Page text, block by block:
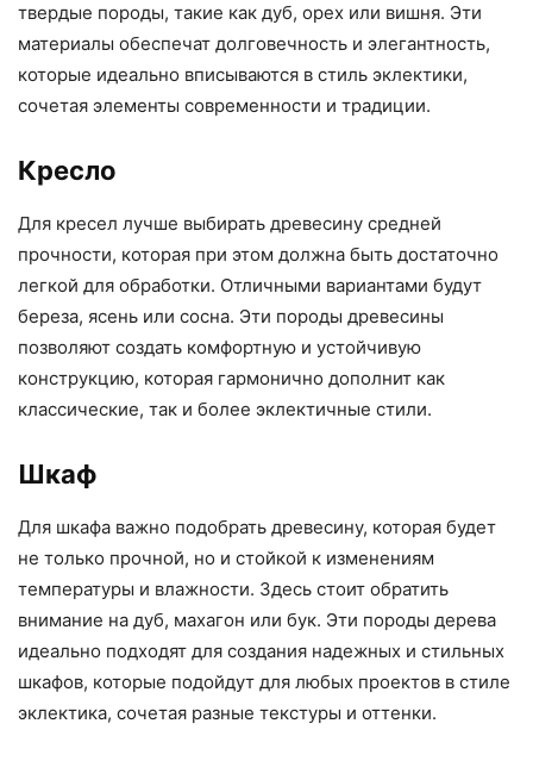
твердые породы, такие как дуб, орех или вишня. Эти
материалы обеспечат долговечность и элегантность,
которые идеально вписываются в стиль эклектики,
сочетая элементы современности и традиции.
Кресло
Для кресел лучше выбирать древесину средней
прочности, которая при этом должна быть достаточно
легкой для обработки. Отличными вариантами будут
береза, ясень или сосна. Эти породы древесины
позволяют создать комфортную и устойчивую
конструкцию, которая гармонично дополнит как
классические, так и более эклектичные стили.
Шкаф
Для шкафа важно подобрать древесину, которая будет
не только прочной, но и стойкой к изменениям
температуры и влажности. Здесь стоит обратить
внимание на дуб, махагон или бук. Эти породы дерева
идеально подходят для создания надежных и стильных
шкафов, которые подойдут для любых проектов в стиле
эклектика, сочетая разные текстуры и оттенки.